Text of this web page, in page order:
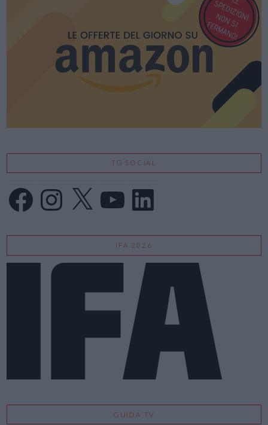
TG SOCIAL
FacebookInstagram
X LinkedIn
IFA 2026
GUIDA TV